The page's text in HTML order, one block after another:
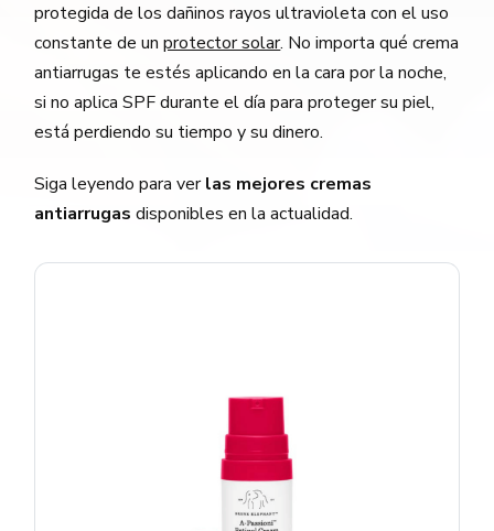
protegida de los dañinos rayos ultravioleta con el uso
constante de unprotector solar. No importa qué crema
antiarrugas te estés aplicando en la cara por la noche,
si no aplica SPF durante el día para proteger su piel,
está perdiendo su tiempo y su dinero.
Siga leyendo para verlas mejores cremas
antiarrugas disponibles en la actualidad.